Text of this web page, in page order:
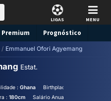
LIGAS MENU
Premium Prognóstico
/ Emmanuel Ofori Agyemang
Estat.
: Ghana Birthplace :
: 180cm Salário Anual (Euros) :